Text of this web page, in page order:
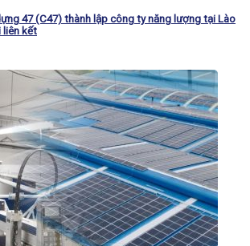
47 (C47) thành lập công ty năng lượng tại Lào
liên kết